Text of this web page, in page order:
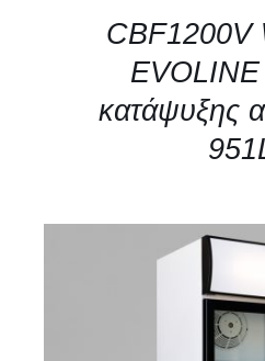
CBF1200V
EVOLINE
κατάψυξης